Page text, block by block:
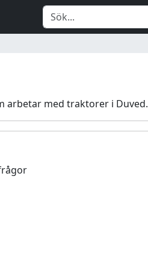
arbetar med traktorer i Duved.